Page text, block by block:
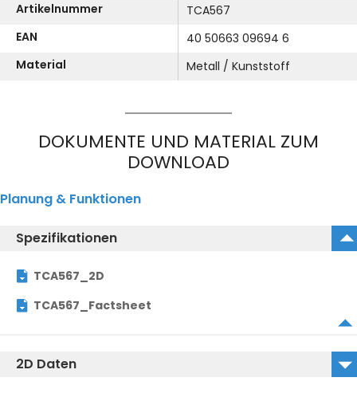
Artikelnummer
TCA567
EAN
40 50663 09694 6
Material
Metall / Kunststoff
DOKUMENTE UND MATERIAL ZUM
DOWNLOAD
Planung & Funktionen
Spezifikationen
TCA567_2D
TCA567_Factsheet
2D Daten